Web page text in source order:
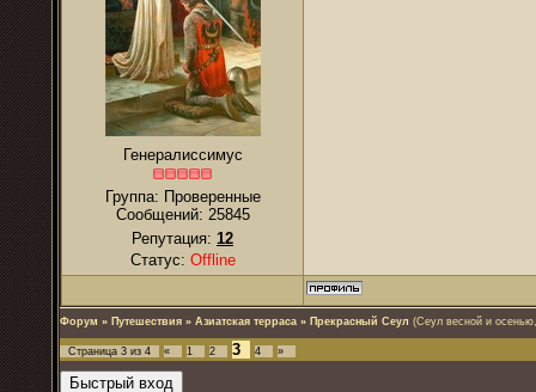
Генералиссимус
Группа: Проверенные
Сообщений: 25845
Репутация: 12
Статус: Offline
Форум » Путешествия » Азиатская терраса » Прекрасный Сеул (Сеул весной и
Страница 3 из 4 « 1 2 3 4 »